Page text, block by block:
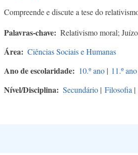
Compreende e discute a tese do
Palavras-chave Relativismo moral;
Área Ciências Sociais e Humanas
Ano de escolaridade 10.º ano | 11.º ano
Nível/Disciplina Secundário | Filosofia |